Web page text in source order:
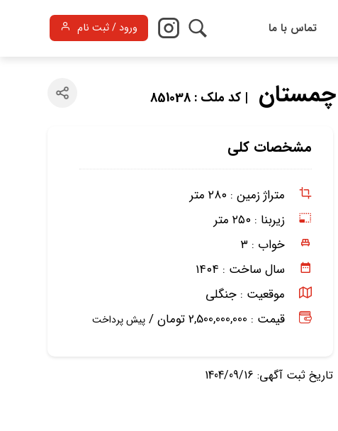
تماس با ما ورود / ثبت نام
| کد ملک : 851038
مشخصات کلی
متراژ زمین : ۲۸۰ متر
زیربنا : ۲۵۰ متر
خواب : ۳
سال ساخت : ۱۴۰۴
موقعیت : جنگلی
قیمت : 2,500,000,000 تومان /
پیش پرداخت
تاریخ ثبت آگهی: 1404/09/16